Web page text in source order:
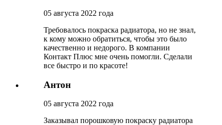
05 августа 2022 года
Требовалось покраска радиатора, но не знал,
к кому можно обратиться, чтобы это было
качественно и недорого. В компании
Контакт Плюс мне очень помогли. Сделали
все быстро и по красоте!
Антон
05 августа 2022 года
Заказывал порошковую покраску радиатора